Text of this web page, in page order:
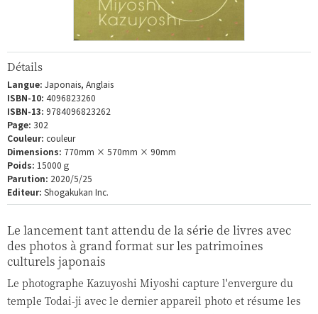
Détails
Langue: Japonais, Anglais
ISBN-10: 4096823260
ISBN-13: 9784096823262
Page: 302
Couleur: couleur
Dimensions: 770mm × 570mm × 90mm
Poids: 15000ｇ
Parution: 2020/5/25
Editeur: Shogakukan Inc.
Le lancement tant attendu de la série de livres avec
des photos à grand format sur les patrimoines
culturels japonais
Le photographe Kazuyoshi Miyoshi capture l'envergure du
temple Todai-ji avec le dernier appareil photo et résume les